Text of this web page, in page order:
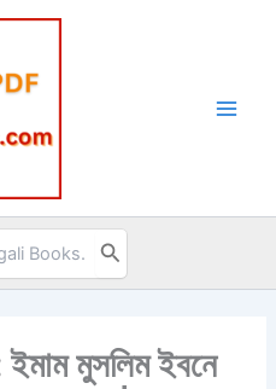
মুসলিম ইবনে